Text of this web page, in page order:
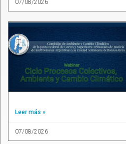
07/08/2026
Leer más »
07/08/2026